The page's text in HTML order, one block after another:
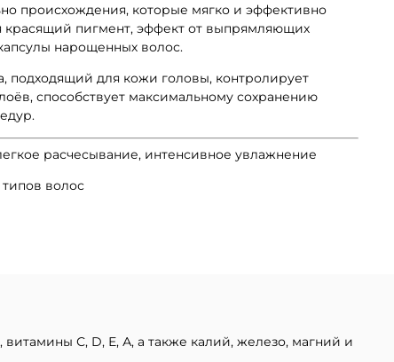
происхождения, которые мягко и эффективно
красящий пигмент, эффект от выпрямляющих
нарощенных волос.
подходящий для кожи головы, контролирует
способствует максимальному сохранению
расчесывание, интенсивное увлажнение
типов волос
С, D, Е, А, а также калий, железо, магний и